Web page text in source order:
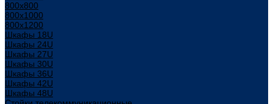
800x800
800х1000
800х1200
Шкафы 18U
Шкафы 24U
Шкафы 27U
Шкафы 30U
Шкафы 36U
Шкафы 42U
Шкафы 48U